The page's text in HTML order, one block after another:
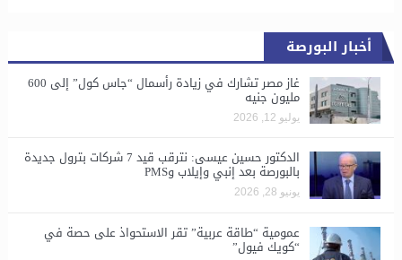
أخبار البورصة
غاز مصر تشارك في زيادة رأسمال “جاس كول” إلى 600
مليون جنيه
يوليو 12, 2026
الدكتور حسين عيسى: نترقب قيد 7 شركات بترول جديدة
بالبورصة بعد إنبي وإيلاب وPMS
يونيو 28, 2026
​عمومية “طاقة عربية” تقر الاستحواذ على حصة في
“كويك فيول”